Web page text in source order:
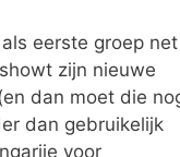
eerste groep net
zijn nieuwe
dan moet die
dan gebruikelijk
voor